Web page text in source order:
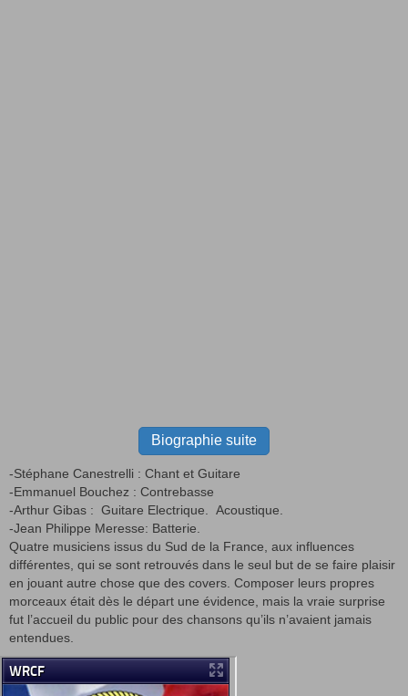
Biographie suite
-Stéphane Canestrelli : Chant et Guitare
-Emmanuel Bouchez : Contrebasse
-Arthur Gibas : Guitare Electrique. Acoustique.
-Jean Philippe Meresse: Batterie.
Quatre musiciens issus du Sud de la France, aux influences
différentes, qui se sont retrouvés dans le seul but de se faire plaisir
en jouant autre chose que des covers. Composer leurs propres
morceaux était dès le départ une évidence, mais la vraie surprise
fut l’accueil du public pour des chansons qu’ils n’avaient jamais
entendues.